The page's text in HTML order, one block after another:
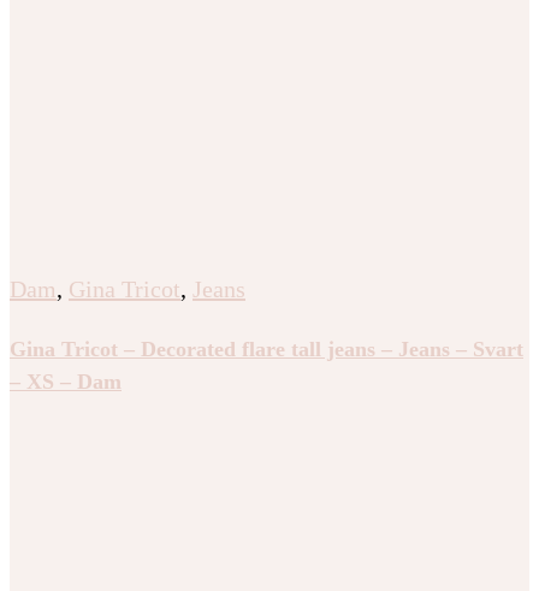
Dam, Gina Tricot, Jeans
Gina Tricot – Decorated flare tall jeans – Jeans – Svart
– XS – Dam